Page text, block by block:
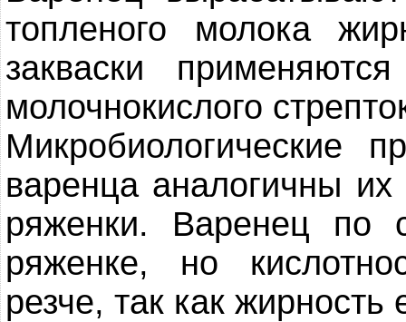
топленого молока
закваски
молочнокислого
Микробиологические
варенца аналогичны
ряженки. Варенец по
ряженке, но
резче, так как